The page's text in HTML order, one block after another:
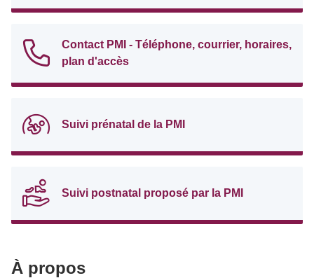
Contact PMI - Téléphone, courrier, horaires,
plan d'accès
Suivi prénatal de la PMI
Suivi postnatal proposé par la PMI
À propos